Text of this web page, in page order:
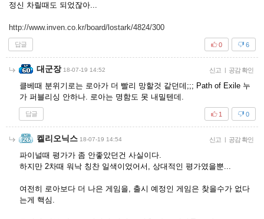
정신 차릴때도 되었잖아...
http://www.inven.co.kr/board/lostark/4824/300
답글 6
0
대군장 18-07-19 14:52 신고 | 공감 확인
클베때 분위기로는 로아가 더 빨리 망할것 같던데;;; Path of Exile 누
가 퍼블리싱 안하나. 로아는 명함도 못 내밀텐데.
답글 0
1
켈리오닉스 18-07-19 14:54 신고 | 공감 확인
파이널때 평가가 좀 안좋았던건 사실이다.
하지만 2차때 워낙 칭찬 일색이었어서, 상대적인 평가였을뿐...
여전히 로아보다 더 나은 게임을, 출시 예정인 게임은 찾을수가 없다
는게 핵심.